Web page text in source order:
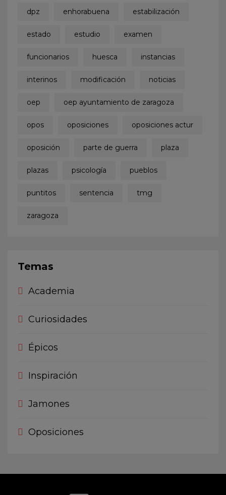
dpz enhorabuena estabilización
estado estudio examen
funcionarios huesca instancias
interinos modificación noticias
oep oep ayuntamiento de zaragoza
opos oposiciones oposiciones actur
oposición parte de guerra plaza
plazas psicología pueblos
puntitos sentencia tmg
zaragoza
Temas
Academia
Curiosidades
Épicos
Inspiración
Jamones
Oposiciones